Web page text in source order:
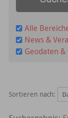
Alle
News &
Geodaten
Sortieren nach: